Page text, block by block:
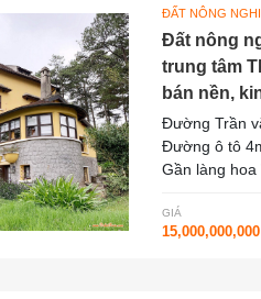
ĐẤT NÔNG
Đất nông
trung tâm
bán nền,
Đường Trần
Đường ô tô
Gần làng
GIÁ
15,000,000,000